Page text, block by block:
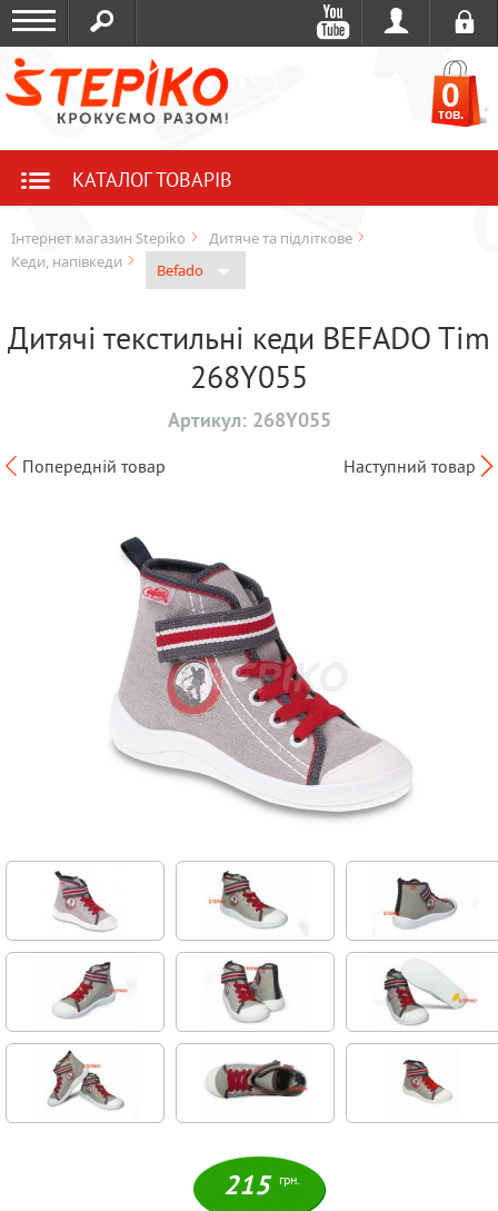
0
тов.
КАТАЛОГ ТОВАРІВ
Інтернет магазин Stepiko
Дитяче та підліткове
Кеди, напівкеди
Befado
Дитячі текстильні кеди BEFADO Tim
268Y055
Артикул: 268Y055
Попередній товар Наступний товар
215 грн.